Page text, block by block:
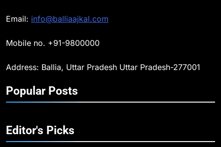
Ballia : एकता, अखंडता और राष्ट्रप्रेम
अधीक्षक ओमवीर सिंह ने दिलाई शपथ, दी
और कानपुर के लिए बस सेवाओं का
11
Email: info@balliaajkal.com
Mobile no. +91-9800000
Address: Ballia, Uttar Pradesh Uttar Pradesh-277001
Popular Posts
Editor's Picks